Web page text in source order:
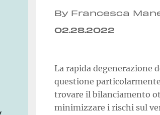
By Francesca
02.28.2022
La rapida degenerazione
questione
trovare il bilanciamento
minimizzare i rischi sul